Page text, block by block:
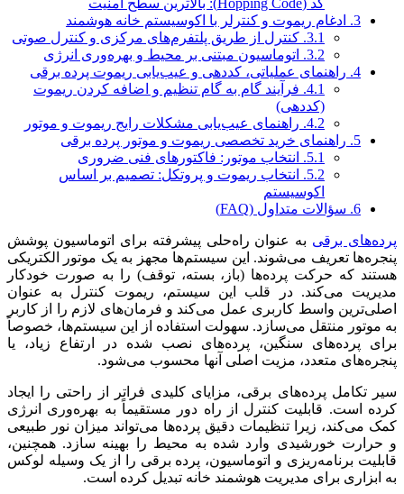
3.
ادغام ریموت و کنترلر با اکوسیستم خانه هوشمند
3.1. کنترل از طریق پلتفرم‌های مرکزی و کنترل صوتی
3.2.
اتوماسیون مبتنی بر محیط و بهره‌وری انرژی
4. راهنمای عملیاتی، کددهی و عیب‌یابی ریموت پرده برقی
4.1. فرآیند گام به گام تنظیم و اضافه کردن ریموت
(کددهی)
4.2. راهنمای عیب‌یابی مشکلات رایج ریموت و موتور
5. راهنمای خرید تخصصی ریموت و موتور پرده برقی
5.1.
انتخاب موتور: فاکتورهای فنی ضروری
5.2.
انتخاب ریموت و پروتکل: تصمیم بر اساس
اکوسیستم
6. سؤالات متداول (FAQ)
پرده‌های برقی به عنوان راه‌حلی پیشرفته برای اتوماسیون پوشش
پنجره‌ها تعریف می‌شوند. این سیستم‌ها مجهز به یک موتور الکتریکی
هستند که حرکت پرده‌ها (باز، بسته، توقف) را به صورت خودکار
مدیریت می‌کند. در قلب این سیستم، ریموت کنترل به عنوان
اصلی‌ترین واسط کاربری عمل می‌کند و فرمان‌های لازم را از کاربر
به موتور منتقل می‌سازد. سهولت استفاده از این سیستم‌ها، خصوصاً
برای پرده‌های سنگین، پرده‌های نصب شده در ارتفاع زیاد، یا
پنجره‌های متعدد، مزیت اصلی آنها محسوب می‌شود.
سیر تکامل پرده‌های برقی، مزایای کلیدی فراتر از راحتی را ایجاد
کرده است. قابلیت کنترل از راه دور مستقیماً به بهره‌وری انرژی
کمک می‌کند، زیرا تنظیمات دقیق پرده‌ها می‌تواند میزان نور طبیعی
و حرارت خورشیدی وارد شده به محیط را بهینه سازد. همچنین،
قابلیت برنامه‌ریزی و اتوماسیون، پرده برقی را از یک وسیله لوکس
به ابزاری برای مدیریت هوشمند خانه تبدیل کرده است.